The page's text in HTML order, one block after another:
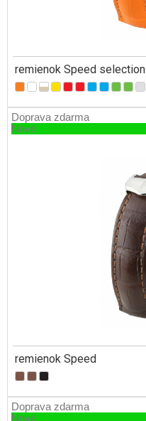
remienok Speed selection
Doprava zdarma
Nové
remienok Speed
Doprava zdarma
Nové